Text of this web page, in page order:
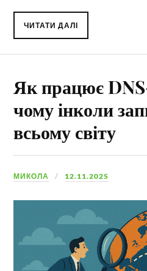
ЧИТАТИ ДАЛІ
Як працює
чому інколи
всьому світу
МИКОЛА 12.11.2025